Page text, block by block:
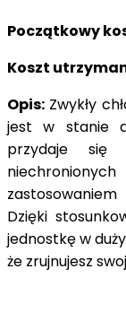
Początkowy
Koszt
Opis: Zwykły
jest w stanie
przydaje się
Dzięki
jednostkę w
że zrujnujesz